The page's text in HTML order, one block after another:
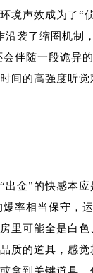
境声效成为了“
沿袭了缩圈机制
会伴随一段诡异
间的高强度听觉
出金”的快感本应
率相当保守，运
里可能全是白色
质的道具，感觉